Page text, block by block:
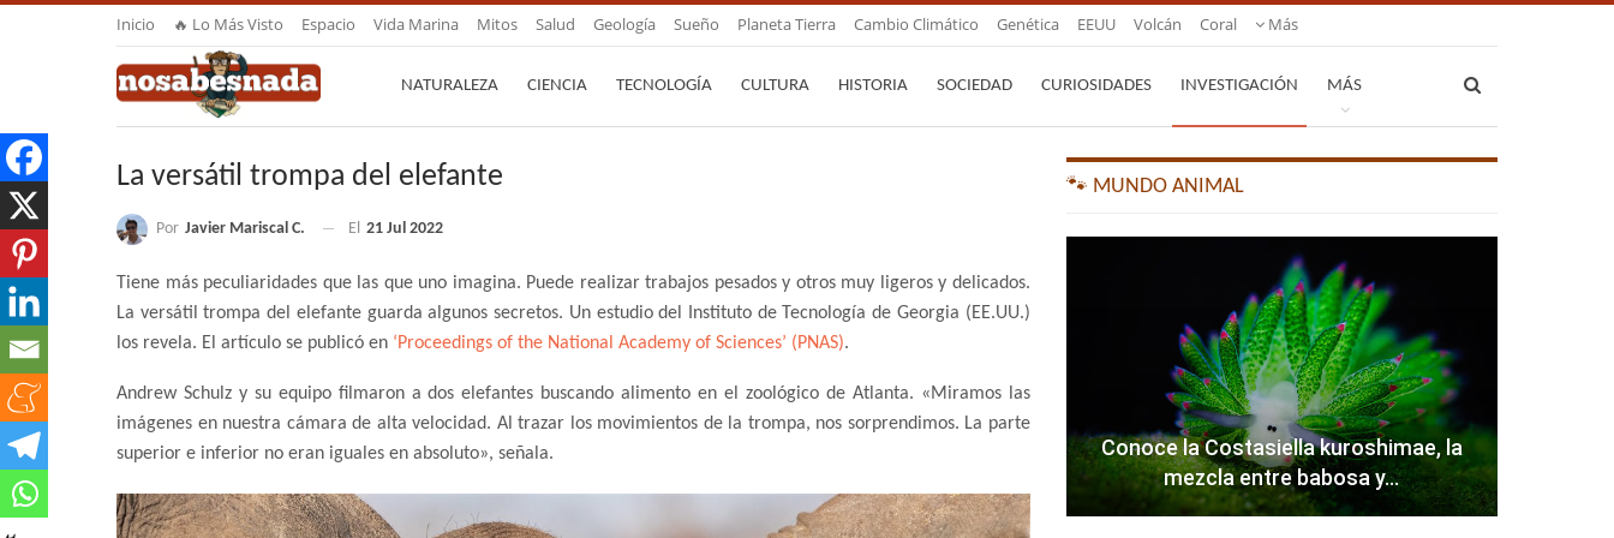
Inicio 🔥 Lo Más Visto Espacio Vida Marina Mitos Salud Geología Sueño Planeta Tierra Cambio Climático Genética EEUU Volcán Coral Más
NATURALEZA CIENCIA TECNOLOGÍA CULTURA HISTORIA SOCIEDAD CURIOSIDADES INVESTIGACIÓN MÁS
La versátil trompa del elefante
Por Javier Mariscal C. El 21 Jul 2022
Tiene más peculiaridades que las que uno imagina. Puede realizar trabajos pesados y otros muy ligeros y delicados.
La versátil trompa del elefante guarda algunos secretos. Un estudio del Instituto de Tecnología de Georgia (EE.UU.)
los revela. El artículo se publicó en ‘Proceedings of the National Academy of Sciences’ (PNAS).
Andrew Schulz y su equipo filmaron a dos elefantes buscando alimento en el zoológico de Atlanta. «Miramos las
imágenes en nuestra cámara de alta velocidad. Al trazar los movimientos de la trompa, nos sorprendimos. La parte
superior e inferior no eran iguales en absoluto», señala.
🐾 MUNDO ANIMAL
Conoce la Costasiella kuroshimae, la
mezcla entre babosa y…